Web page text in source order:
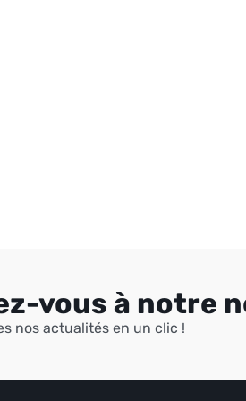
vous à notre
nos actualités en un clic !